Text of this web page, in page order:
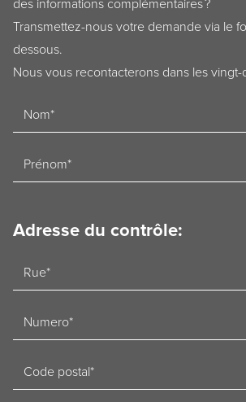
Transmettez-nous votre demande via le
dessous.
Nous vous recontacterons dans les
Naam
Voornaam
Adresse du contrôle:
Straat
Nummer
Postcode